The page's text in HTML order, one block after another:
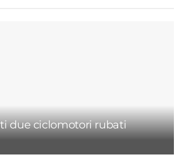
due ciclomotori rubati